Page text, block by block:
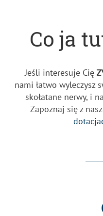
Co ja
Jeśli interesuje Cię
nami łatwo wyleczysz
skołatane nerwy, i
Zapoznaj się z